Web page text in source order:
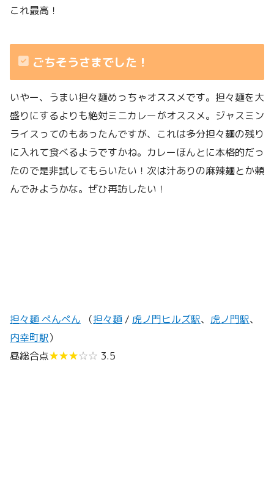
これ最高！
ごちそうさまでした！
いやー、うまい担々麺めっちゃオススメです。担々麺を大
盛りにするよりも絶対ミニカレーがオススメ。ジャスミン
ライスってのもあったんですが、これは多分担々麺の残り
に入れて食べるようですかね。カレーほんとに本格的だっ
たので是非試してもらいたい！次は汁ありの麻辣麺とか頼
んでみようかな。ぜひ再訪したい！
担々麺 ぺんぺん （担々麺 / 虎ノ門ヒルズ駅、 虎ノ門駅、
内幸町駅）
昼総合点★★★☆☆ 3.5